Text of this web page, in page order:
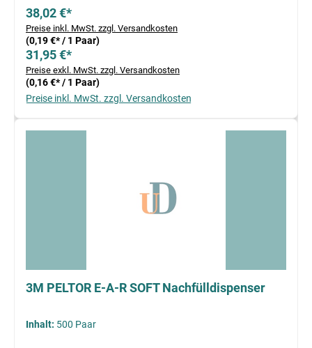
38,02 €*
Preise inkl. MwSt. zzgl. Versandkosten
(0,19 €* / 1 Paar)
31,95 €*
Preise exkl. MwSt. zzgl. Versandkosten
(0,16 €* / 1 Paar)
Preise inkl. MwSt. zzgl. Versandkosten
3M PELTOR E-A-R SOFT Nachfülldispenser
Inhalt: 500 Paar